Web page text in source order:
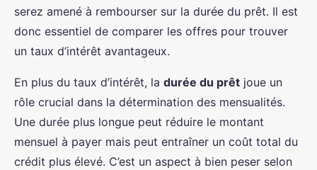
serez amené à rembourser sur la durée du prêt. Il est
donc essentiel de comparer les offres pour trouver
un taux d’intérêt avantageux.
En plus du taux d’intérêt, la durée du prêt joue un
rôle crucial dans la détermination des mensualités.
Une durée plus longue peut réduire le montant
mensuel à payer mais peut entraîner un coût total du
crédit plus élevé. C’est un aspect à bien peser selon